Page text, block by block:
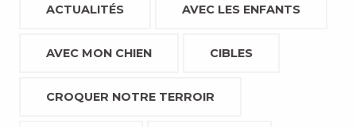
ACTUALITÉS AVEC LES ENFANTS
AVEC MON CHIEN CIBLES
CROQUER NOTRE TERROIR